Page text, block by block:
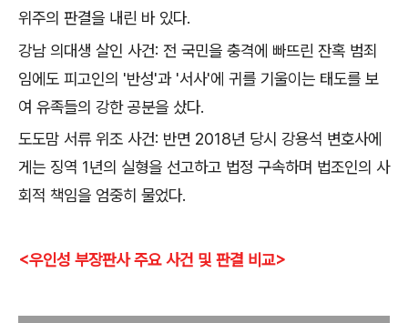
위주의 판결을 내린 바 있다.
강남 의대생 살인 사건: 전 국민을 충격에 빠뜨린 잔혹 범죄
임에도 피고인의 '반성'과 '서사'에 귀를 기울이는 태도를 보
여 유족들의 강한 공분을 샀다.
도도맘 서류 위조 사건: 반면 2018년 당시 강용석 변호사에
게는 징역 1년의 실형을 선고하고 법정 구속하며 법조인의 사
회적 책임을 엄중히 물었다.
<우인성 부장판사 주요 사건 및 판결 비교>